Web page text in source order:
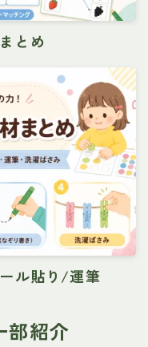
とめ
ル貼り/運筆
部紹介